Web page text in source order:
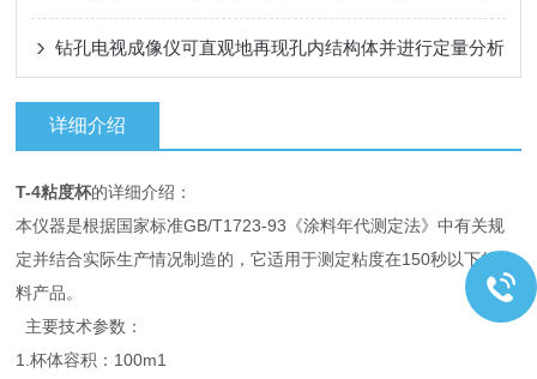
钻孔电视成像仪可直观地再现孔内结构体并进行定量分析
详细介绍
T-4粘度杯的详细介绍：
本仪器是根据国家标准GB/T1723-93《涂料年代测定法》中有关规
定并结合实际生产情况制造的，它适用于测定粘度在150秒以下的涂
料产品。
主要技术参数：
1.杯体容积：100m1